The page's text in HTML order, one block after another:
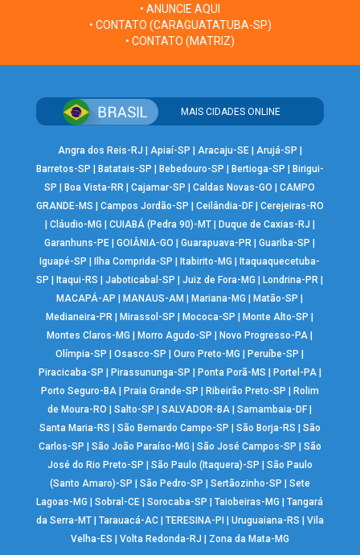
• ANUNCIE AQUI
• CONTATO (CARAGUATATUBA-SP)
• CONTATO (MATRIZ)
MAIS CIDADES ONLINE
Angra dos Reis-RJ | Apiaí-SP | Aracaju-SE| Arujá-SP |
Barretos-SP | Batatais-SP | Bebedouro-SP | Bertioga-SP | Birigui-
SP |Boa Vista-RR |Cajamar-SP |Caldas Novas-GO |CAMPO
GRANDE-MS | Campos Jordão-SP | Ceilândia-DF| Cerejeiras-RO
| Cláudio-MG | CUIABÁ (Pedra 90)-MT| Duque de Caxias-RJ |
Garanhuns-PE |GOIÂNIA-GO |Guarapuava-PR |Guariba-SP |
Iguapé-SP |Ilha Comprida-SP |Itabirito-MG |Itaquaquecetuba-
SP |Itaqui-RS |Jaboticabal-SP |Juiz de Fora-MG |Londrina-PR |
MACAPÁ-AP |MANAUS-AM |Mariana-MG |Matão-SP |
Medianeira-PR |Mirassol-SP |Mococa-SP |Monte Alto-SP |
Montes Claros-MG |Morro Agudo-SP |Novo Progresso-PA |
Olímpia-SP |Osasco-SP |Ouro Preto-MG |Peruíbe-SP |
Piracicaba-SP | Pirassununga-SP | Ponta Porã-MS | Portel-PA|
Porto Seguro-BA| Praia Grande-SP | Ribeirão Preto-SP | Rolim
de Moura-RO |Salto-SP |SALVADOR-BA |Samambaia-DF |
Santa Maria-RS | São Bernardo Campo-SP | São Borja-RS | São
Carlos-SP | São João Paraíso-MG | São José Campos-SP | São
José do Rio Preto-SP | São Paulo (Itaquera)-SP | São Paulo
(Santo Amaro)-SP | São Pedro-SP | Sertãozinho-SP | Sete
Lagoas-MG |Sobral-CE |Sorocaba-SP |Taiobeiras-MG |Tangará
da Serra-MT| Tarauacá-AC| TERESINA-PI | Uruguaiana-RS | Vila
Velha-ES | Volta Redonda-RJ | Zona da Mata-MG